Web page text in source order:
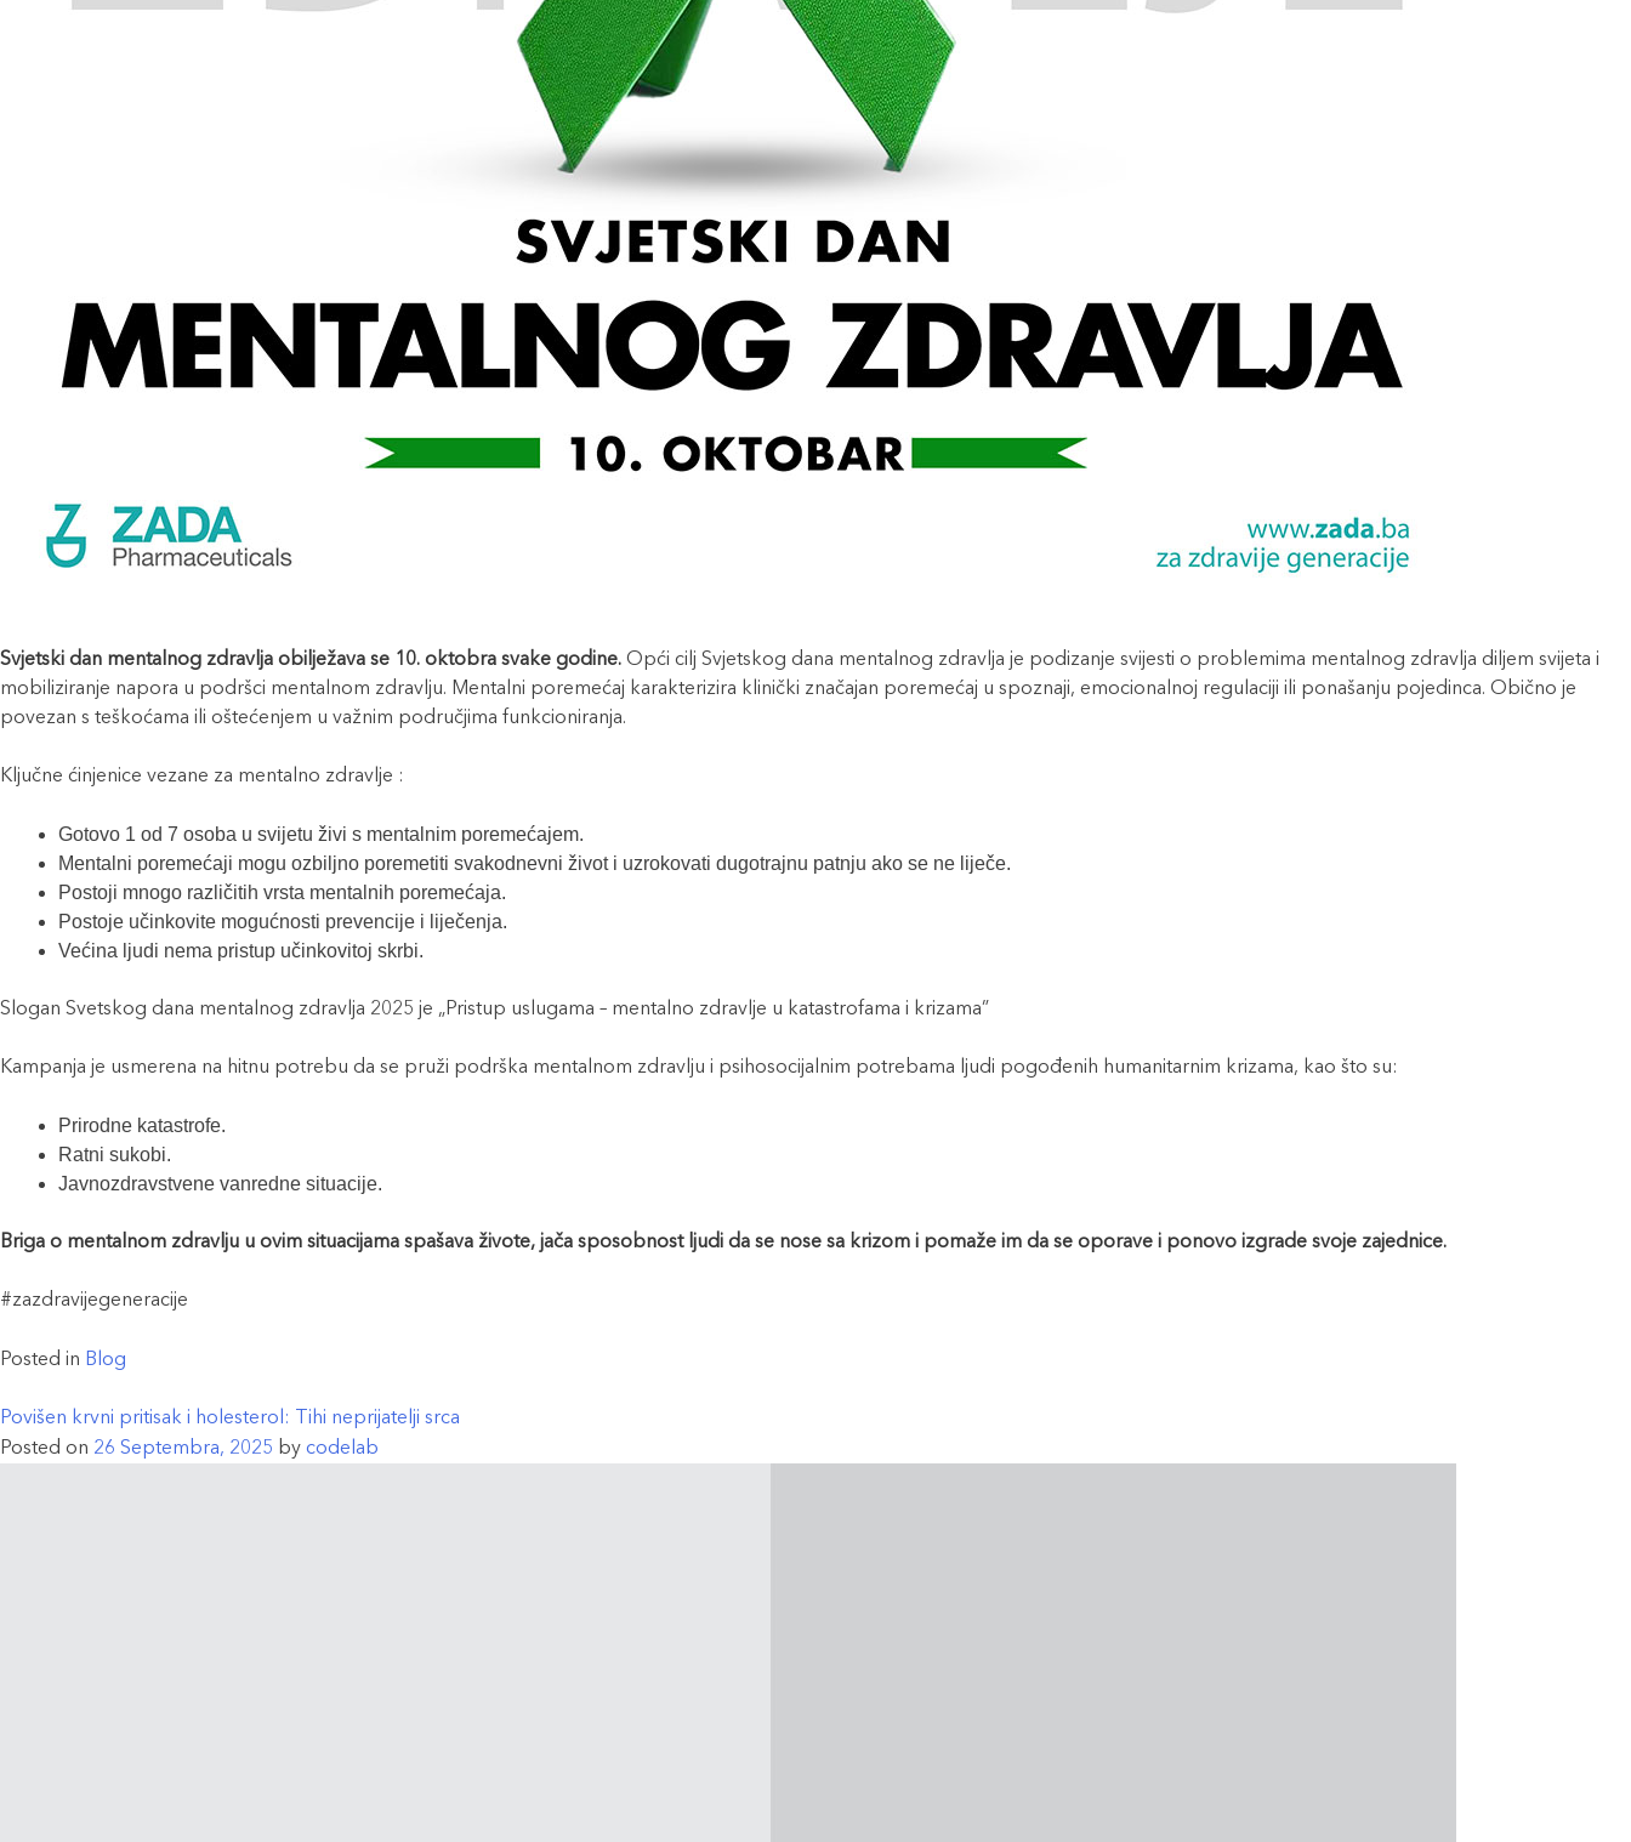
Svjetski dan mentalnog zdravlja obilježava se 10. oktobra svake godine. Opći cilj Svjetskog dana mentalnog zdravlja je podizanje svijesti o problemima mentalnog zdravlja diljem svijeta i
mobiliziranje napora u podršci mentalnom zdravlju. Mentalni poremećaj karakterizira klinički značajan poremećaj u spoznaji, emocionalnoj regulaciji ili ponašanju pojedinca. Obično je
povezan s teškoćama ili oštećenjem u važnim područjima funkcioniranja.
Ključne ćinjenice vezane za mentalno zdravlje :
Gotovo 1 od 7 osoba u svijetu živi s mentalnim poremećajem.
Mentalni poremećaji mogu ozbiljno poremetiti svakodnevni život i uzrokovati dugotrajnu patnju ako se ne liječe.
Postoji mnogo različitih vrsta mentalnih poremećaja.
Postoje učinkovite mogućnosti prevencije i liječenja.
Većina ljudi nema pristup učinkovitoj skrbi.
Slogan Svetskog dana mentalnog zdravlja 2025 je „Pristup uslugama – mentalno zdravlje u katastrofama i krizama”
Kampanja je usmerena na hitnu potrebu da se pruži podrška mentalnom zdravlju i psihosocijalnim potrebama ljudi pogođenih humanitarnim krizama, kao što su:
Prirodne katastrofe.
Ratni sukobi.
Javnozdravstvene vanredne situacije.
Briga o mentalnom zdravlju u ovim situacijama spašava živote, jača sposobnost ljudi da se nose sa krizom i pomaže im da se oporave i ponovo izgrade svoje zajednice.
#zazdravijegeneracije
Posted in Blog
Povišen krvni pritisak i holesterol: Tihi neprijatelji srca
Posted on 26 Septembra, 2025 by codelab